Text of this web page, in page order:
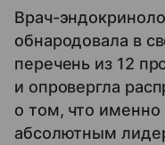
Врач-
обнародовала в
перечень из 12
и опровергла
о том, что именно
абсолютным